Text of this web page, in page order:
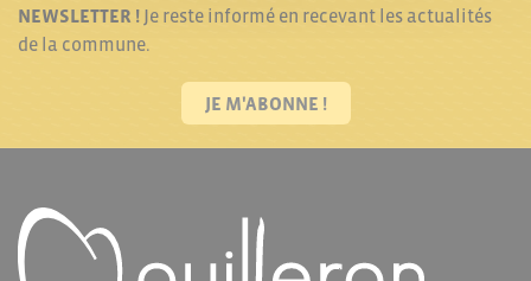
NEWSLETTER ! Je reste informé en recevant les actualités
de la commune.
JE M'ABONNE !